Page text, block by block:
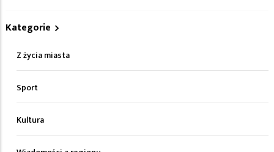
Kategorie
Z życia miasta
Sport
Kultura